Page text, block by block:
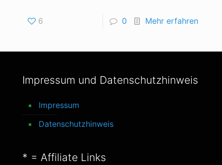
6 0 Mehr erfahren
Impressum und Datenschutzhinweis
Impressum
Datenschutzhinweis
* = Affiliate Links